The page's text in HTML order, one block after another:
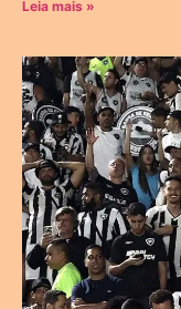
Leia mais »